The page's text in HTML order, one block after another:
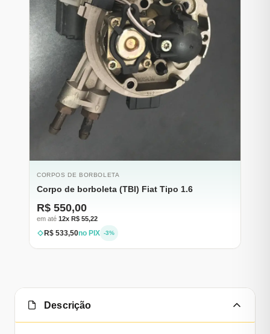
ESGOTADO
CORPOS DE BORBOLETA
Corpo de borboleta (TBI) Fiat Tipo 1.6
R$ 550,00
em até 12x R$ 55,22
R$ 533,50no PIX -3%
Descrição